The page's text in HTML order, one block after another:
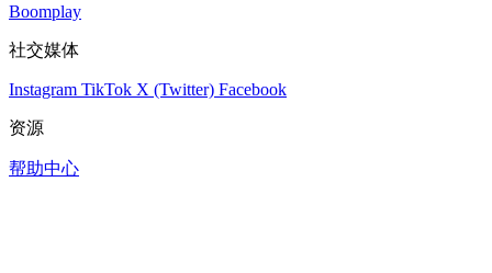
Boomplay
社交媒体
Instagram TikTok X (Twitter) Facebook
资源
帮助中心